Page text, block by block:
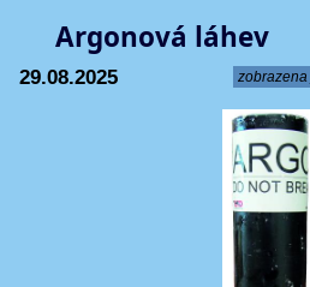
Argonová láhev
29.08.2025